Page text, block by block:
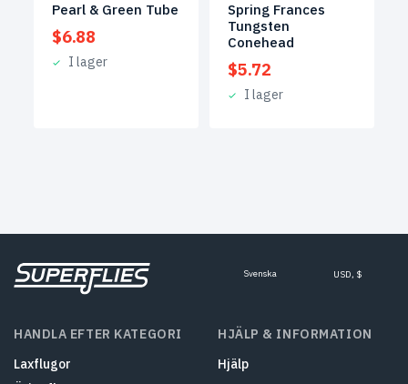
Pearl & Green Tube
$6.88
I lager
Spring Frances
Tungsten
Conehead
$5.72
I lager
Svenska USD, $
HANDLA EFTER KATEGORI
Laxflugor
HJÄLP & INFORMATION
Hjälp